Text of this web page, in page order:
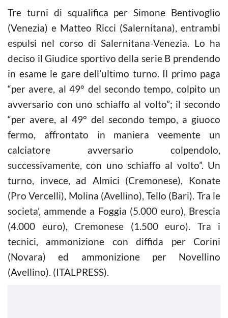
Tre turni di squalifica per Simone Bentivoglio
(Venezia) e Matteo Ricci (Salernitana), entrambi
espulsi nel corso di Salernitana-Venezia. Lo ha
deciso il Giudice sportivo della serie B prendendo
in esame le gare dell’ultimo turno. Il primo paga
“per avere, al 49° del secondo tempo, colpito un
avversario con uno schiaffo al volto”; il secondo
“per avere, al 49° del secondo tempo, a giuoco
fermo, affrontato in maniera veemente un
calciatore avversario colpendolo,
successivamente, con uno schiaffo al volto”. Un
turno, invece, ad Almici (Cremonese), Konate
(Pro Vercelli), Molina (Avellino), Tello (Bari). Tra le
societa’, ammende a Foggia (5.000 euro), Brescia
(4.000 euro), Cremonese (1.500 euro). Tra i
tecnici, ammonizione con diffida per Corini
(Novara) ed ammonizione per Novellino
(Avellino). (ITALPRESS).